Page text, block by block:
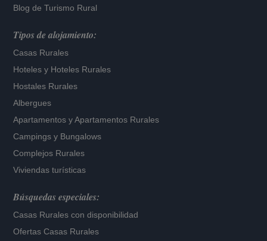
Blog de Turismo Rural
Tipos de alojamiento:
Casas Rurales
Hoteles y Hoteles Rurales
Hostales Rurales
Albergues
Apartamentos yApartamentos Rurales
Campings y Bungalows
Complejos Rurales
Viviendas turísticas
Búsquedas especiales:
Casas Rurales con disponibilidad
Ofertas Casas Rurales